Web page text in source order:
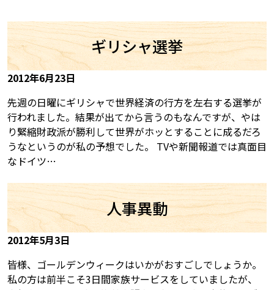
ギリシャ選挙
2012年6月23日
先週の日曜にギリシャで世界経済の行方を左右する選挙が
行われました。結果が出てから言うのもなんですが、やは
り緊縮財政派が勝利して世界がホッとすることに成るだろ
うなというのが私の予想でした。 TVや新聞報道では真面目
なドイツ…
人事異動
2012年5月3日
皆様、ゴールデンウィークはいかがおすごしでしょうか。
私の方は前半こそ3日間家族サービスをしていましたが、